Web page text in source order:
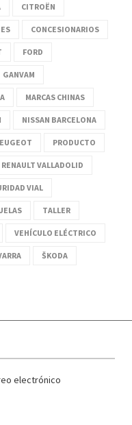
CITROËN
CONCESIONARIOS
FORD
GANVAM
MARCAS CHINAS
NISSAN BARCELONA
PRODUCTO
RENAULT VALLADOLID
VIAL
TALLER
VEHÍCULO ELÉCTRICO
ŠKODA
electrónico